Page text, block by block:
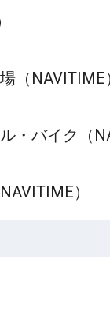
（NAVITIME
・バイク（
）